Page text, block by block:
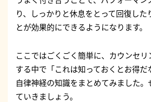
り、しっかりと休息をとって回復した
とが効果的にできるようになります。
ここではごくごく簡単に、カウンセリ
する中で「これは知っておくとお得だ
自律神経の知識をまとめてみました
ていきましょう。